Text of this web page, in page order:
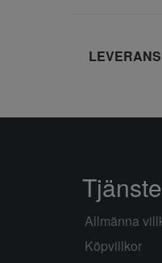
Allmänna
Köpvillkor